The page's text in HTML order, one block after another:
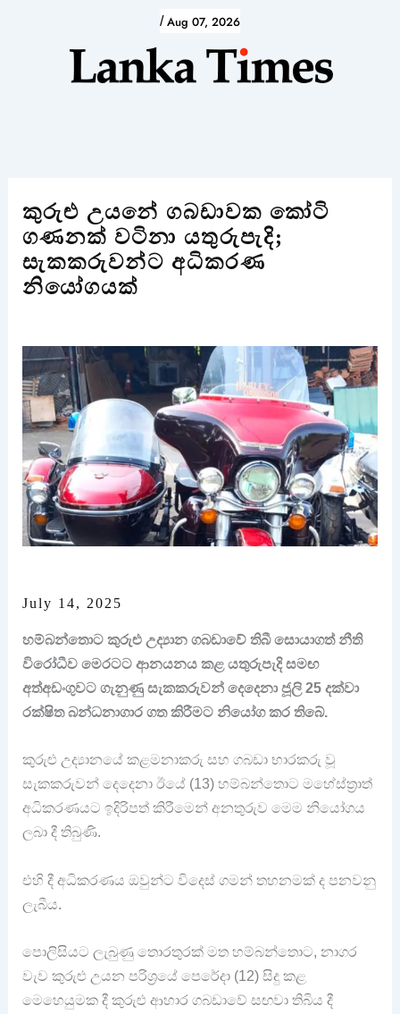
/ Aug 07, 2026
කුරුළු උයනේ ගබඩාවක කෝටි
ගණනක් වටිනා යතුරුපැදි;
සැකකරුවන්ට අධිකරණ
නියෝගයක්
July 14, 2025
හම්බන්තොට කුරුළු උද්‍යාන ගබඩාවේ තිබී සොයාගත් නීති
විරෝධීව මෙරටට ආනයනය කළ යතුරුපැදි සමඟ
අත්අඩංගුවට ගැනුණු සැකකරුවන් දෙදෙනා ජූලි 25 දක්වා
රක්ෂිත බන්ධනාගාර ගත කිරීමට නියෝග කර තිබේ.
කුරුළු උද්‍යානයේ කළමනාකරු සහ ගබඩා භාරකරු වූ
සැකකරුවන් දෙදෙනා ඊයේ (13) හම්බන්තොට මහේස්ත්‍රාත්
අධිකරණයට ඉදිරිපත් කිරීමෙන් අනතුරුව මෙම නියෝගය
ලබා දී තිබුණි.
එහි දී අධිකරණය ඔවුන්ට විදෙස් ගමන් තහනමක් ද පනවනු
ලැබීය.
පොලිසියට ලැබුණු තොරතුරක් මත හම්බන්තොට, නාගර
වැව කුරුළු උයන පරිශ්‍රයේ පෙරේදා (12) සිදු කළ
මෙහෙයුමක දී කුරුළු ආහාර ගබඩාවේ සඟවා තිබිය දී